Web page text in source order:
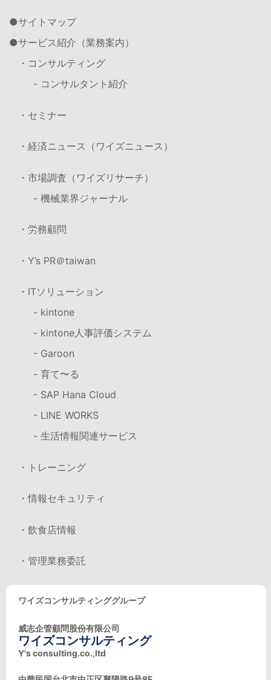
サイトマップ
サービス紹介（業務案内）
・コンサルティング
- コンサルタント紹介
・セミナー
・経済ニュース（ワイズニュース）
・市場調査（ワイズリサーチ）
- 機械業界ジャーナル
・労務顧問
・Y’s PR＠taiwan
・ITソリューション
- kintone
- kintone人事評価システム
- Garoon
- 育て〜る
- SAP Hana Cloud
- LINE WORKS
- 生活情報関連サービス
・トレーニング
・情報セキュリティ
・飲食店情報
・管理業務委託
ワイズコンサルティンググループ
威志企管顧問股份有限公司
ワイズコンサルティング
Y's consulting.co.,ltd